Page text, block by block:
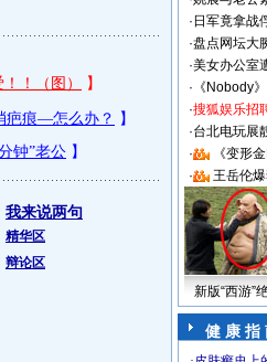
我来说两句
精华区
辩论区
· 日军竟拿战
·盘点网坛大
·美女办公室
· 《Nobody
·搜狐娱乐招
·台北电玩展
·
《变形
·
王岳伦
新版“西游”
健 康 指